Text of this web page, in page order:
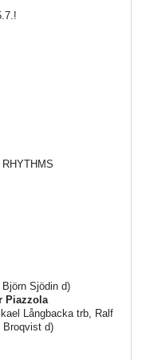
Sjödin d)
Piazzola
Långbacka trb, Ralf
Broqvist d)